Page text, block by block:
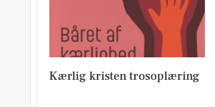
Kærlig kristen trosoplæring